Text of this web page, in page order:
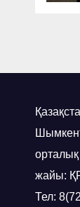
жайы:
Тел: